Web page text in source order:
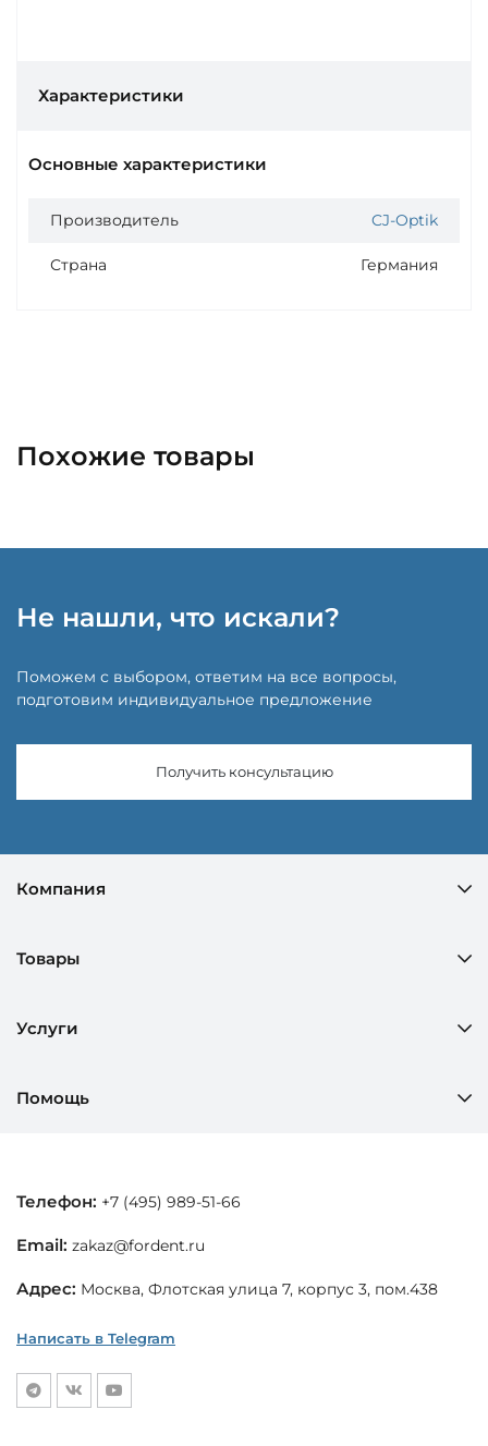
Характеристики
Основные характеристики
Производитель CJ-Optik
Страна Германия
Похожие товары
Не нашли, что искали?
Поможем с выбором, ответим на все вопросы,
подготовим индивидуальное предложение
Получить консультацию
Компания
Товары
Услуги
Помощь
Телефон: +7 (495) 989-51-66
Email: zakaz@fordent.ru
Адрес: Москва, Флотская улица 7, корпус 3, пом.438
Написать в Telegram